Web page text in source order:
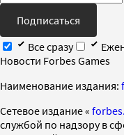
Подписаться
Все сразу
Новости Forbes Games
Наименование издания:
Cетевое издание «
службой по надзору в